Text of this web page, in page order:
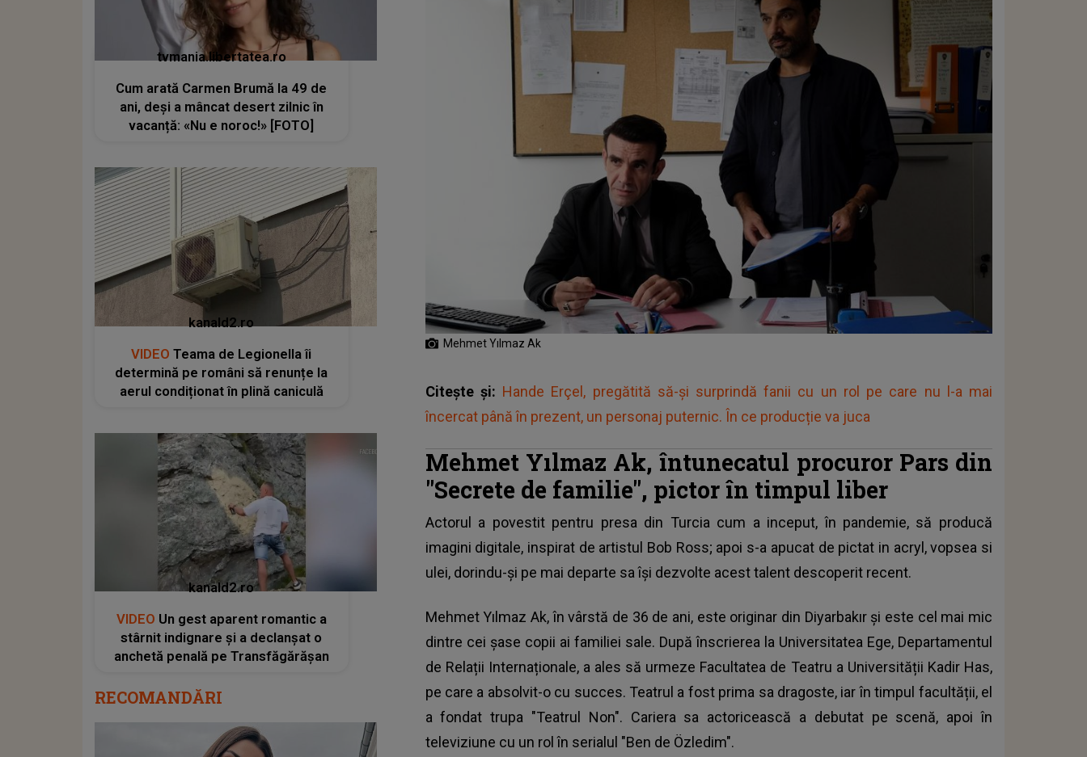
Mehmet Yılmaz Ak
Citește și: Hande Erçel, pregătită să-și surprindă fanii cu un rol pe care nu l-a mai
încercat până în prezent, un personaj puternic. În ce producție va juca
Mehmet Yılmaz Ak, întunecatul procuror Pars din
"Secrete de familie", pictor în timpul liber
Actorul a povestit pentru presa din Turcia cum a inceput, în pandemie, să producă
imagini digitale, inspirat de artistul Bob Ross; apoi s-a apucat de pictat in acryl, vopsea si
ulei, dorindu-și pe mai departe sa își dezvolte acest talent descoperit recent.
Mehmet Yılmaz Ak, în vârstă de 36 de ani, este originar din Diyarbakır și este cel mai mic
dintre cei șase copii ai familiei sale. După înscrierea la Universitatea Ege, Departamentul
de Relații Internaționale, a ales să urmeze Facultatea de Teatru a Universității Kadir Has,
pe care a absolvit-o cu succes. Teatrul a fost prima sa dragoste, iar în timpul facultății, el
a fondat trupa "Teatrul Non". Cariera sa actoricească a debutat pe scenă, apoi în
televiziune cu un rol în serialul "Ben de Özledim".
tvmania.libertatea.ro
Cum arată Carmen Brumă la 49 de
ani, deși a mâncat desert zilnic în
vacanță: «Nu e noroc!» [FOTO]
kanald2.ro
VIDEO Teama de Legionella îi
determină pe români să renunțe la
aerul condiționat în plină caniculă
kanald2.ro
VIDEO Un gest aparent romantic a
stârnit indignare și a declanșat o
anchetă penală pe Transfăgărășan
RECOMANDĂRI